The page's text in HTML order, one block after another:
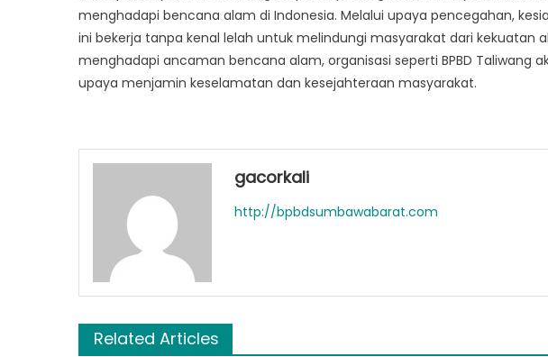
menghadapi bencana alam di Indonesia. Melalui upaya pencegahan,
ini bekerja tanpa kenal lelah untuk melindungi masyarakat dari kekuatan
menghadapi ancaman bencana alam, organisasi seperti BPBD Taliwang
upaya menjamin keselamatan dan kesejahteraan masyarakat.
gacorkali
http://bpbdsumbawabarat.com
Related Articles